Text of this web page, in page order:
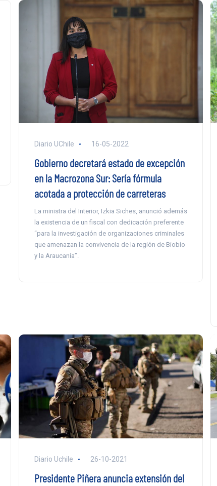
Diario UChile 16-05-2022
Gobierno decretará estado de excepción
en la Macrozona Sur: Sería fórmula
acotada a protección de carreteras
La ministra del Interior, Izkia Siches, anunció además
la existencia de un fiscal con dedicación preferente
“para la investigación de organizaciones criminales
que amenazan la convivencia de la región de Biobío
y la Araucanía”.
Diario Uchile 26-10-2021
Presidente Piñera anuncia extensión del